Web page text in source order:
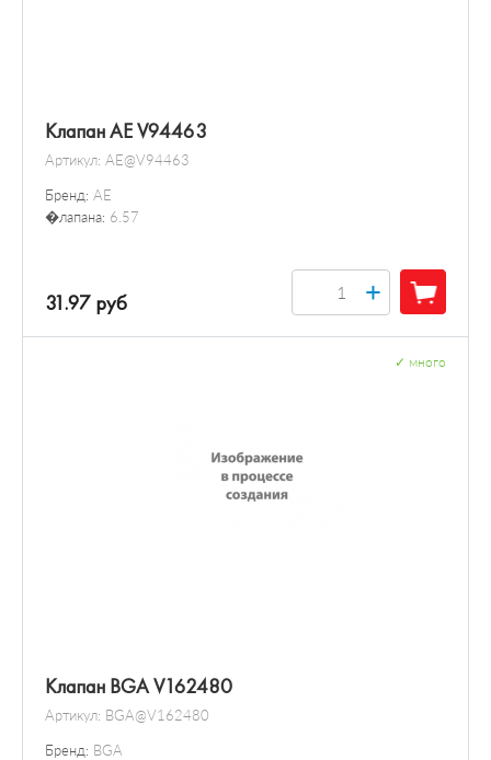
Клапан AE V94463
Артикул: AE@V94463
Бренд: AE
�лапана: 6.57
31.97 руб +
Клапан BGA V162480
Артикул: BGA@V162480
Бренд: BGA
много